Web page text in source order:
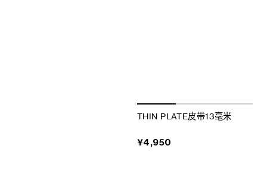
THIN PLATE皮带13毫米
¥4,950